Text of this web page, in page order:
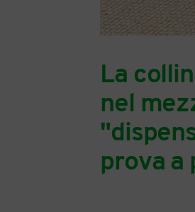
La
nel
prova a